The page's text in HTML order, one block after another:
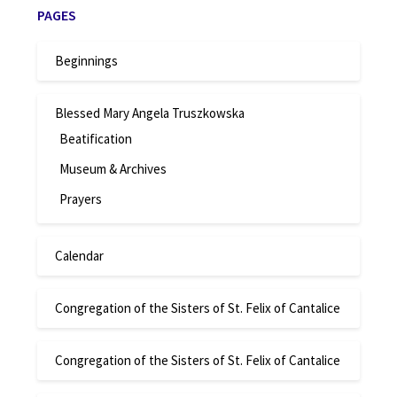
PAGES
Beginnings
Blessed Mary Angela Truszkowska
Beatification
Museum & Archives
Prayers
Calendar
Congregation of the Sisters of St. Felix of Cantalice
Congregation of the Sisters of St. Felix of Cantalice